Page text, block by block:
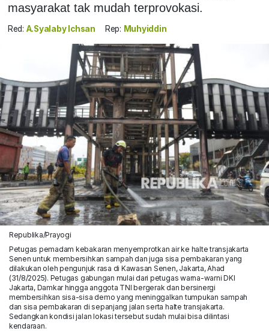
masyarakat tak mudah terprovokasi.
Red: A.Syalaby Ichsan Rep: Muhyiddin
Republika/Prayogi
Petugas pemadam kebakaran menyemprotkan air ke halte transjakarta
Senen untuk membersihkan sampah dan juga sisa pembakaran yang
dilakukan oleh pengunjuk rasa di Kawasan Senen, Jakarta, Ahad
(31/8/2025). Petugas gabungan mulai dari petugas warna-warni DKI
Jakarta, Damkar hingga anggota TNI bergerak dan bersinergi
membersihkan sisa-sisa demo yang meninggalkan tumpukan sampah
dan sisa pembakaran di sepanjang jalan serta halte transjakarta.
Sedangkan kondisi jalan lokasi tersebut sudah mulai bisa dilintasi
kendaraan.